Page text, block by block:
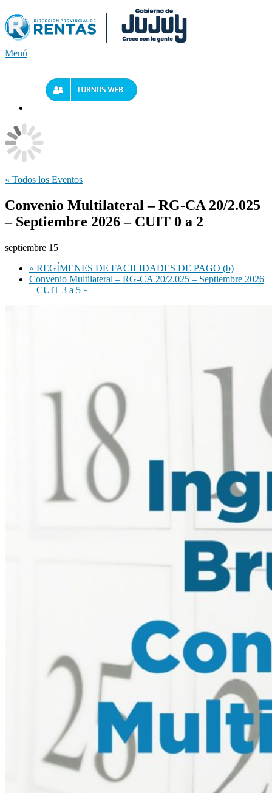
al
contenido
Menú
« Todos los Eventos
Convenio Multilateral – RG-CA 20/2.025
– Septiembre 2026 – CUIT 0 a 2
septiembre 15
« REGÍMENES DE FACILIDADES DE PAGO (b)
Convenio Multilateral – RG-CA 20/2.025 – Septiembre 2026
– CUIT 3 a 5 »